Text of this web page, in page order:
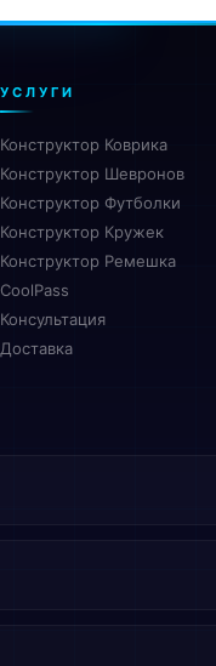
УСЛУГИ
Конструктор Коврика
Конструктор Шевронов
Конструктор Футболки
Конструктор Кружек
Конструктор Ремешка
CoolPass
Консультация
Доставка